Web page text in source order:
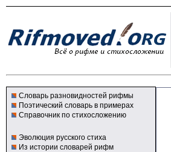
Словарь разновидностей рифмы
Поэтический словарь в примерах
Справочник по стихосложению
Эволюция русского стиха
Из истории словарей рифм